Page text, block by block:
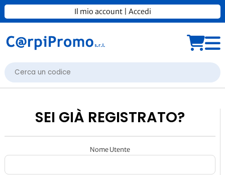
Il mio account| Accedi
SEI GIÀ REGISTRATO?
Nome Utente